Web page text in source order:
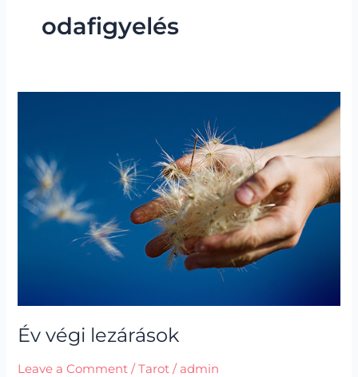
odafigyelés
Év végi lezárások
Leave a Comment /Tarot / admin